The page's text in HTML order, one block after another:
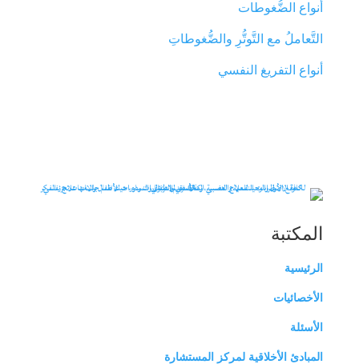
أنواع الضُّغوطات
التَّعاملُ مع التَّوتُّرِ والضُّغوطاتِ
أنواع التفريغ النفسي
المكتبة
الرئيسية
الأخصائيات
الأسئلة
المبادئ الأخلاقية لمركز المستشارة